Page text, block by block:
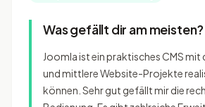
Was gefällt dir am meisten?
Joomla ist ein praktisches CMS mit
und mittlere Website-Projekte
können. Sehr gut gefällt mir die